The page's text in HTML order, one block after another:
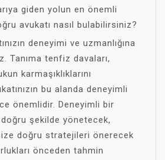
giden yolun en önemli
avukatı nasıl bulabilirsiniz?
deneyimi ve uzmanlığına
Tanıma tenfiz davaları,
karmaşıklıklarını
bu alanda deneyimli
önemlidir. Deneyimli bir
doğru şekilde yönetecek,
doğru stratejileri önerecek
önceden tahmin